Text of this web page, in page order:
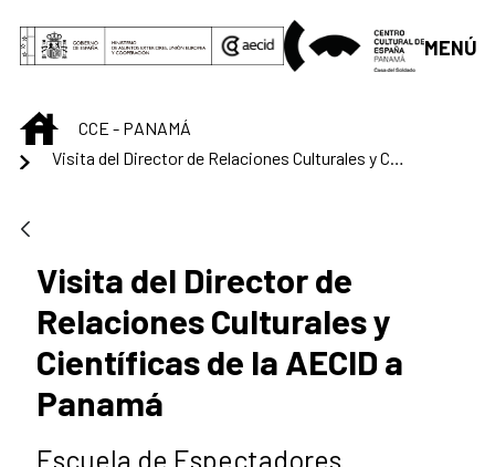
Saltar al contenido principal
MENÚ
INICIOCCE - PANAMÁ
Visita del Director de
Relaciones Culturales y
Científicas de la AECID a
Panamá
Escuela de Espectadores